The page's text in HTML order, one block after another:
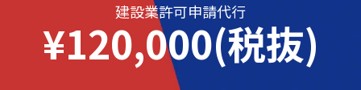
建設業許可申請代行
¥120,000(税抜)